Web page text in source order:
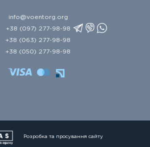
info@voentorg.org
+38 (097) 277-98-98
+38 (063) 277-98-98
+38 (050) 277-98-98
Розробка та просування сайту